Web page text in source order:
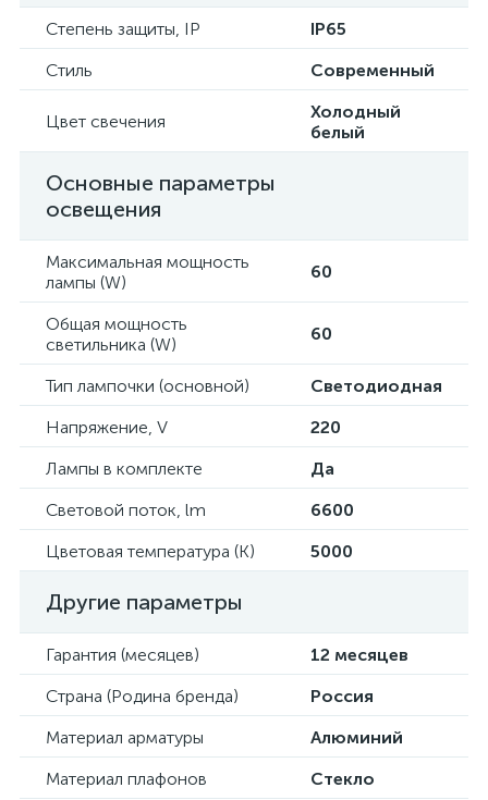
Степень защиты, IP
IP65
Стиль
Современный
Цвет свечения
Холодный
белый
Основные параметры
освещения
Максимальная мощность
лампы (W)
60
Общая мощность
светильника (W)
60
Тип лампочки (основной)
Светодиодная
Напряжение, V
220
Лампы в комплекте
Да
Световой поток, lm
6600
Цветовая температура (К)
5000
Другие параметры
Гарантия (месяцев)
12 месяцев
Страна (Родина бренда)
Россия
Материал арматуры
Алюминий
Материал плафонов
Стекло